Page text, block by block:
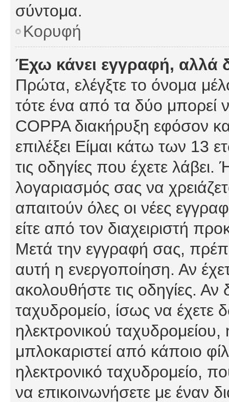
σύντομα.
Κορυφή
Έχω κάνει εγγραφή,
Πρώτα, ελέγξτε το όνομα
τότε ένα από τα δύο μπορεί
COPPA διακήρυξη εφόσον
επιλέξει Είμαι κάτω των 13
τις οδηγίες που έχετε λάβει.
λογαριασμός σας να
απαιτούν όλες οι νέες
είτε από τον διαχειριστή
Μετά την εγγραφή σας,
αυτή η ενεργοποίηση. Αν
ακολουθήστε τις οδηγίες. Αν
ταχυδρομείο, ίσως να έχετε
ηλεκτρονικού ταχυδρομείου,
μπλοκαριστεί από κάποιο
ηλεκτρονικό ταχυδρομείο,
να επικοινωνήσετε με έναν